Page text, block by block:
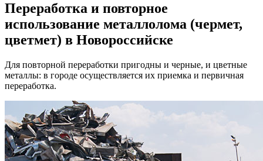
Переработка и повторное
использование металлолома (чермет,
цветмет) в Новороссийске
Для повторной переработки пригодны и черные, и цветные
металлы: в городе осуществляется их приемка и первичная
переработка.